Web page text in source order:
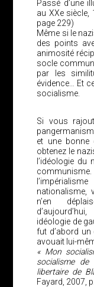
Passé d’une
au XXe siècle,
page 229)
Même si le
des points
animosité
socle
par les
évidence… Et
socialisme.
Si vous
et une bonne
obtenez le
l’idéologie du
nationalisme,
n’en
idéologie de
fut d’abord un
avouait lui-
« Mon
socialisme de
libertaire de
Fayard, 2007,